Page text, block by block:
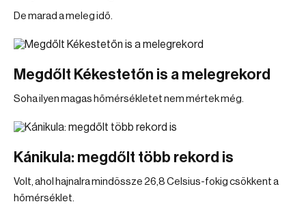
De marad a meleg idő.
Megdőlt Kékestetőn is a melegrekord
Soha ilyen magas hőmérsékletet nem mértek még.
Kánikula: megdőlt több rekord is
Volt, ahol hajnalra mindössze 26,8 Celsius-fokig csökkent a
hőmérséklet.